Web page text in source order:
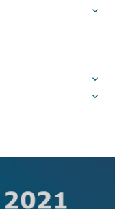
keyboard_arrow_down
keyboard_arrow_down
keyboard_arrow_down